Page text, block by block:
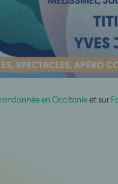
randonnée en Occitanieet sur